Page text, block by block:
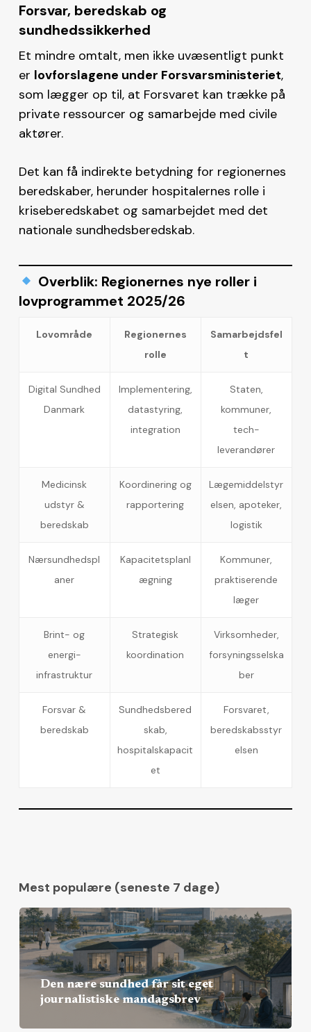
Forsvar, beredskab og
sundhedssikkerhed
Et mindre omtalt, men ikke uvæsentligt punkt
er lovforslagene under Forsvarsministeriet,
som lægger op til, at Forsvaret kan trække på
private ressourcer og samarbejde med civile
aktører.
Det kan få indirekte betydning for regionernes
beredskaber, herunder hospitalernes rolle i
kriseberedskabet og samarbejdet med det
nationale sundhedsberedskab.
Overblik: Regionernes nye roller i
lovprogrammet 2025/26
Lovområde
Regionernes
rolle
Samarbejdsfel
t
Digital Sundhed
Danmark
Implementering,
datastyring,
integration
Staten,
kommuner,
tech-
leverandører
Medicinsk
udstyr &
beredskab
Koordinering og
rapportering
Lægemiddelstyr
elsen, apoteker,
logistik
Nærsundhedspl
aner
Kapacitetsplanl
ægning
Kommuner,
praktiserende
læger
Brint- og
energi-
infrastruktur
Strategisk
koordination
Virksomheder,
forsyningsselska
ber
Forsvar &
beredskab
Sundhedsbered
skab,
hospitalskapacit
et
Forsvaret,
beredskabsstyr
elsen
Mest populære (seneste 7 dage)
Den nære sundhed får sit eget
journalistiske mandagsbrev